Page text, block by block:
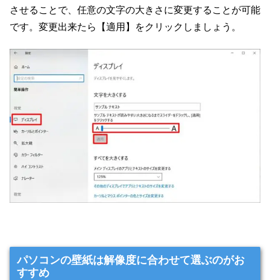
させることで、任意の文字の大きさに変更することが可能
です。変更出来たら【適用】をクリックしましょう。
パソコンの壁紙は解像度に合わせて選ぶのがお
すすめ